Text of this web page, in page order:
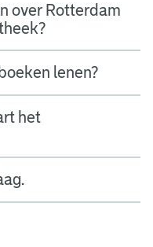
over Rotterdam
lenen?
het